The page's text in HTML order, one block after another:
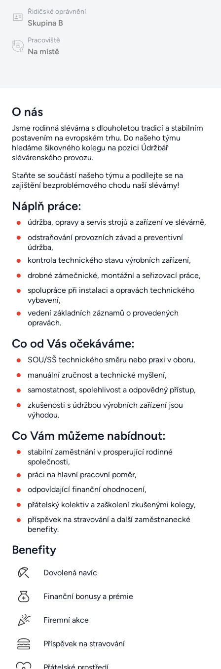
Řidičské oprávnění
Skupina B
Pracoviště
Na místě
O nás
Jsme rodinná slévárna s dlouholetou tradicí a stabilním
postavením na evropském trhu. Do našeho týmu
hledáme šikovného kolegu na pozici Údržbář
slévárenského provozu.
Staňte se součástí našeho týmu a podílejte se na
zajištění bezproblémového chodu naší slévárny!
Náplň práce:
údržba, opravy a servis strojů a zařízení ve slévárně,
odstraňování provozních závad a preventivní
údržba,
kontrola technického stavu výrobních zařízení,
drobné zámečnické, montážní a seřizovací práce,
spolupráce při instalaci a opravách technického
vybavení,
vedení základních záznamů o provedených
opravách.
Co od Vás očekáváme:
SOU/SŠ technického směru nebo praxi v oboru,
manuální zručnost a technické myšlení,
samostatnost, spolehlivost a odpovědný přístup,
zkušenosti s údržbou výrobních zařízení jsou
výhodou.
Co Vám můžeme nabídnout:
stabilní zaměstnání v prosperující rodinné
společnosti,
práci na hlavní pracovní poměr,
odpovídající finanční ohodnocení,
přátelský kolektiv a zaškolení zkušenými kolegy,
příspěvek na stravování a další zaměstnanecké
benefity.
Benefity
Dovolená navíc
Finanční bonusy a prémie
Firemní akce
Příspěvek na stravování